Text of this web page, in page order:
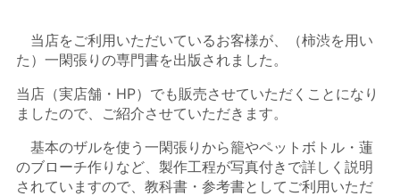
当店をご利用いただいているお客様が、（柿渋を用い
た）一閑張りの専門書を出版されました。
当店（実店舗・HP）でも販売させていただくことになり
ましたので、ご紹介させていただきます。
基本のザルを使う一閑張りから籠やペットボトル・蓮
のブローチ作りなど、製作工程が写真付きで詳しく説明
されていますので、教科書・参考書としてご利用いただ